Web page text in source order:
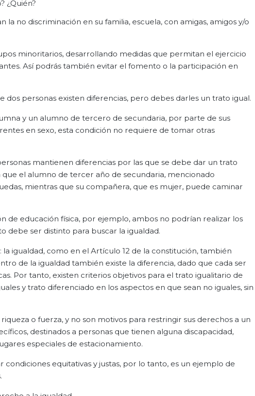
¿Quién?
no discriminación en su familia, escuela, con amigas, amigos y/o
minoritarios, desarrollando medidas que permitan el ejercicio
Así podrás también evitar el fomento o la participación en
personas existen diferencias, pero debes darles un trato igual.
y un alumno de tercero de secundaria, por parte de sus
en sexo, esta condición no requiere de tomar otras
mantienen diferencias por las que se debe dar un trato
el alumno de tercer año de secundaria, mencionado
mientras que su compañera, que es mujer, puede caminar
de educación física, por ejemplo, ambos no podrían realizar los
debe ser distinto para buscar la igualdad.
igualdad, como en el Artículo 12 de la constitución, también
de la igualdad también existe la diferencia, dado que cada ser
Por tanto, existen criterios objetivos para el trato igualitario de
y trato diferenciado en los aspectos en que sean no iguales, sin
o fuerza, y no son motivos para restringir sus derechos a un
destinados a personas que tienen alguna discapacidad,
especiales de estacionamiento.
equitativas y justas, por lo tanto, es un ejemplo de